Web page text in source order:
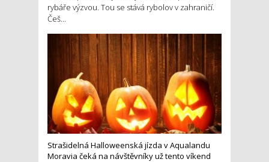
rybáře výzvou. Tou se stává rybolov v zahraničí.
Češ...
Strašidelná Halloweenská jízda v Aqualandu
Moravia čeká na návštěvníky už tento víkend